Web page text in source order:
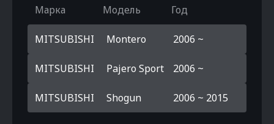
Марка Модель Год
MITSUBISHI Montero 2006 ~
MITSUBISHI Pajero Sport 2006 ~
MITSUBISHI Shogun 2006 ~ 2015